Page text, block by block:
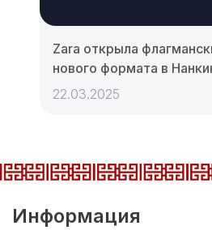
Zara открыла
нового формата в
22.03.2025
Информация